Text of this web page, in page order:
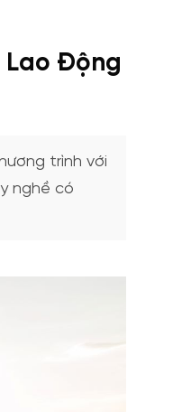
Lao Động
trình với
nghề có